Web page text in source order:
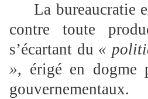
La bureaucratie
contre toute
s’écartant du «
», érigé en dogme
gouvernementaux.